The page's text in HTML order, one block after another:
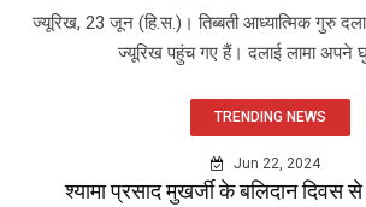
ज्यूरिख, 23 जून (हि.स.)। तिब्बती आध्यात्मिक गुरु
ज्यूरिख पहुंच गए हैं। दलाई लामा अपने
TRENDING NEWS
Jun 22, 2024
श्यामा प्रसाद मुखर्जी के बलिदान दिवस